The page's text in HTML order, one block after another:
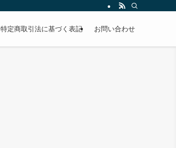
特定商取引法に基づく表記 お問い合わせ